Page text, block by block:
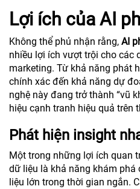
Lợi ích của AI
Không thể phủ nhận rằng, AI
nhiều lợi ích vượt trội cho các
marketing. Từ khả năng phát
chính xác đến khả năng dự
nghệ này đang trở thành “vũ
hiệu cạnh tranh hiệu quả trên
Phát hiện insight
Một trong những lợi ích quan
dữ liệu là khả năng khám
liệu lớn trong thời gian ngắn.